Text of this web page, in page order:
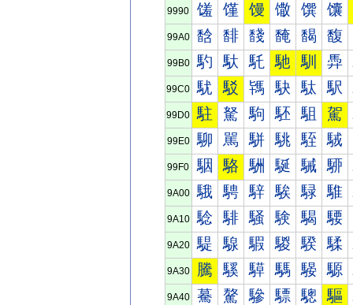
9990 馐 馑 馒 馓 馔 馕
99A0 馠 馡 馢 馣 馤 馥
99B0 馰 馱 馲 馳 馴 馵
99C0 駀 駁 駂 駃 駄 駅
99D0 駐 駑 駒 駓 駔 駕
99E0 駠 駡 駢 駣 駤 駥
99F0 駰 駱 駲 駳 駴 駵
9A00 騀 騁 騂 騃 騄 騅
9A10 騐 騑 騒 験 騔 騕
9A20 騠 騡 騢 騣 騤 騥
9A30 騰 騱 騲 騳 騴 騵
9A40 驀 驁 驂 驃 驄 驅